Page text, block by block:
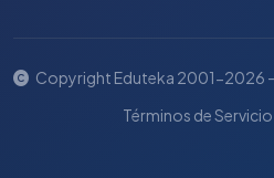
Copyright Eduteka 2001-2026 -
Términos de Servicio